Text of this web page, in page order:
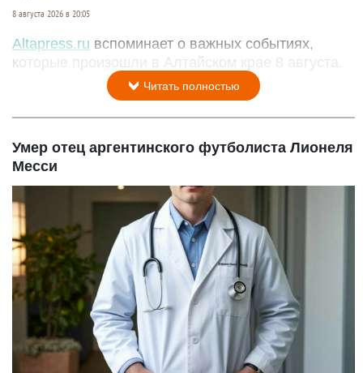
8 августа 2026 в 20:05
Altapress.ru вспоминает о важных событиях,
которые произошли в Алтайском крае 8 августа.
Читать полностью
Умер отец аргентинского футболиста Лионеля
Месси